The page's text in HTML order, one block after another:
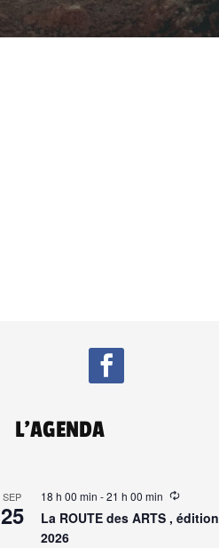
L’AGENDA
SEP
25
18 h 00 min -21 h 00 min
La ROUTE des ARTS , édition
2026